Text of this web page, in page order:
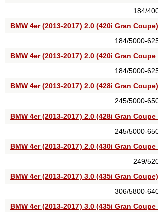
184/
BMW 4er (2013-2017) 2.0 (420i Gran Coupe)
184/5000-
BMW 4er (2013-2017) 2.0 (420i Gran
184/5000-
BMW 4er (2013-2017) 2.0 (428i Gran Coupe)
245/5000-
BMW 4er (2013-2017) 2.0 (428i Gran
245/5000-
BMW 4er (2013-2017) 2.0 (430i Gran
249/
BMW 4er (2013-2017) 3.0 (435i Gran Coupe)
306/5800-
BMW 4er (2013-2017) 3.0 (435i Gran